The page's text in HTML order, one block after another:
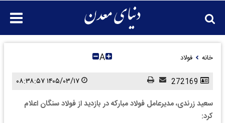
خانه فولاد A
سعید زرندی، مدیرعامل فولاد مبارکه در بازدید از فولاد سنگان اعلام
کرد: